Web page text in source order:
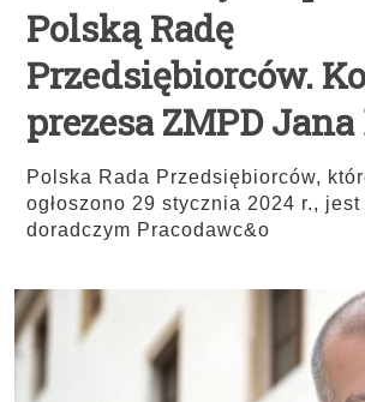
Polską Radę
Przedsiębiorców.
prezesa ZMPD
Polska Rada Przedsiębiorców,
ogłoszono 29 stycznia 2024 r., jest
doradczym Pracodawc&o